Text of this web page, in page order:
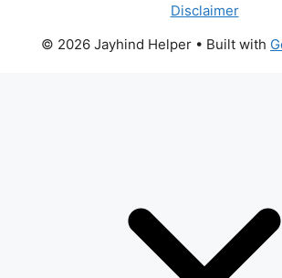
Disclaimer
© 2026 Jayhind Helper • Built with